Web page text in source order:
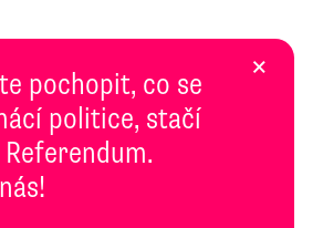
pochopit, co se
politice, stačí
×